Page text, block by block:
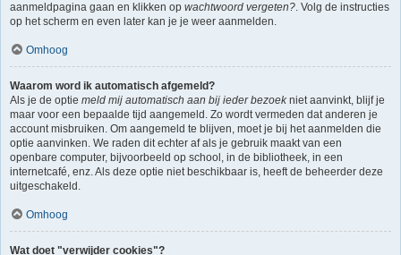
aanmeldpagina gaan en klikken op wachtwoord vergeten?. Volg de instructies
op het scherm en even later kan je je weer aanmelden.
Omhoog
Waarom word ik automatisch afgemeld?
Als je de optie meld mij automatisch aan bij ieder bezoekniet aanvinkt, blijf je
maar voor een bepaalde tijd aangemeld. Zo wordt vermeden dat anderen je
account misbruiken. Om aangemeld te blijven, moet je bij het aanmelden die
optie aanvinken. We raden dit echter af als je gebruik maakt van een
openbare computer, bijvoorbeeld op school, in de bibliotheek, in een
internetcafé, enz. Als deze optie niet beschikbaar is, heeft de beheerder deze
uitgeschakeld.
Omhoog
Wat doet "verwijder cookies"?